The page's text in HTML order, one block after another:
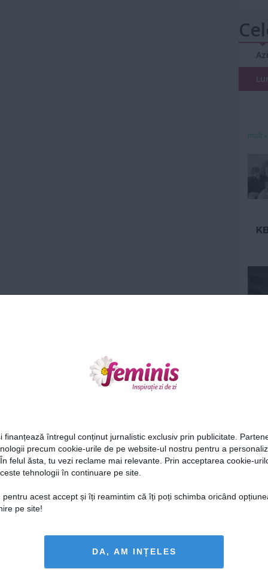
finanțează întregul conținut jurnalistic exclusiv prin publicitate.
precum cookie-urile de pe website-ul nostru pentru a
felul ăsta, tu vezi reclame mai relevante. Prin acceptarea cookie-
tehnologii în continuare pe site.
pentru acest accept și îți reamintim că îți poți schimba oricând
pe site!
DA, AM INȚELES
Azi
mult»